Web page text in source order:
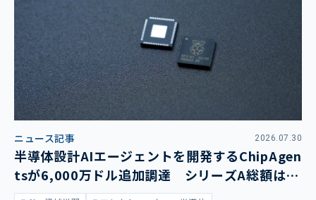
ニュース記事 2026.07.30
半導体設計AIエージェントを開発するChipAgen
tsが6,000万ドル追加調達 シリーズA総額は1
億3,400万ドルに